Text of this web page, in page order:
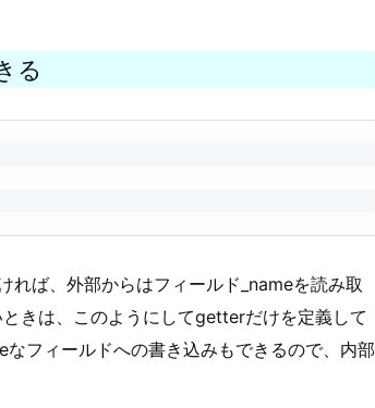
る
ば、外部からはフィールド_nameを読み取
きは、このようにしてgetterだけを定義して
フィールドへの書き込みもできるので、内部